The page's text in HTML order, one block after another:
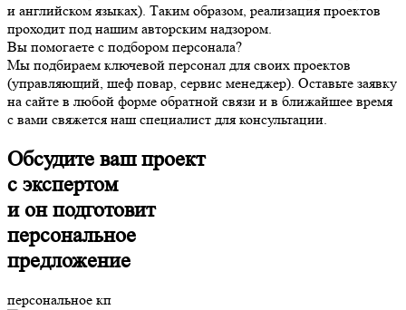
и английском языках). Таким образом, реализация проектов
проходит под нашим авторским надзором.
Вы помогаете с подбором персонала?
Мы подбираем ключевой персонал для своих проектов
(управляющий, шеф повар, сервис менеджер). Оставьте заявку
на сайте в любой форме обратной связи и в ближайшее время
с вами свяжется наш специалист для консультации.
Обсудите ваш проект
с экспертом
и он подготовит
персональное
предложение
персональное кп